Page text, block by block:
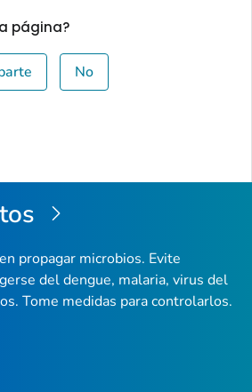
página?
No
propagar microbios. Evite
del dengue, malaria, virus del
Tome medidas para controlarlos.